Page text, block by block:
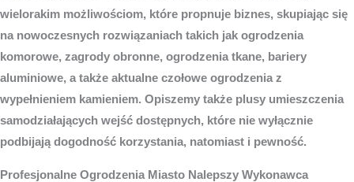
wielorakim możliwościom, które propnuje biznes, skupiając się
na nowoczesnych rozwiązaniach takich jak ogrodzenia
komorowe, zagrody obronne, ogrodzenia tkane, bariery
aluminiowe, a także aktualne czołowe ogrodzenia z
wypełnieniem kamieniem. Opiszemy także plusy umieszczenia
samodziałających wejść dostępnych, które nie wyłącznie
podbijają dogodność korzystania, natomiast i pewność.
Profesjonalne Ogrodzenia Miasto Nalepszy Wykonawca